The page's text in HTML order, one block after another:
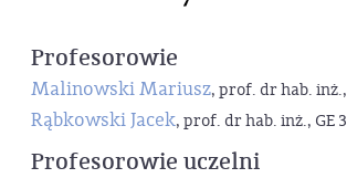
Profesorowie
Malinowski Mariusz, prof. dr hab. inż.,
Rąbkowski Jacek, prof. dr hab. inż., GE
Profesorowie uczelni